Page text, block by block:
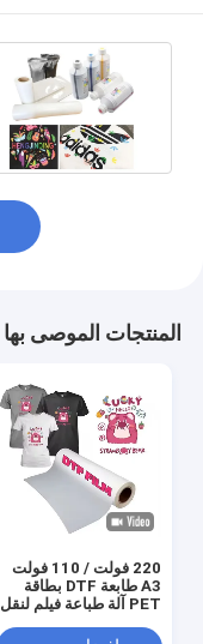
المنتجات الموصى بها
220 فولت / 110 فولت
A3 طابعة DTF بطاقة
PET آلة طباعة فيلم لنقل